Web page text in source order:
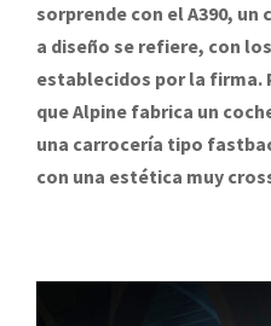
sorprende con el A390, un
a diseño se refiere, con
establecidos por la firma.
que Alpine fabrica un
una carrocería tipo
con una estética muy